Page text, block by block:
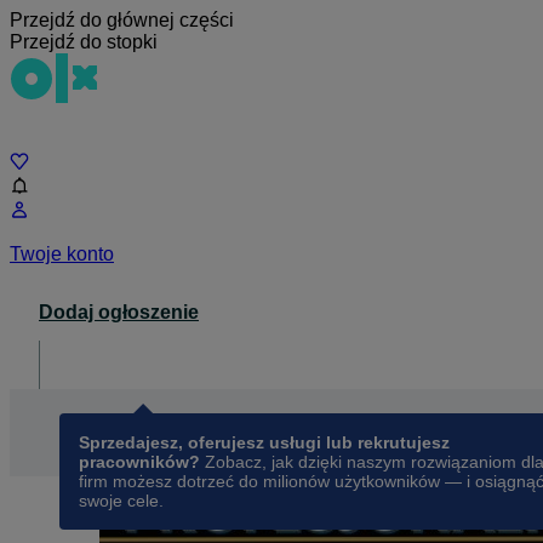
Przejdź do głównej części
Przejdź do stopki
Twoje konto
Dodaj ogłoszenie
Sprzedajesz, oferujesz usługi lub rekrutujesz
pracowników? Zobacz, jak dzięki naszym rozwiązaniom dla
firm możesz dotrzeć do milionów użytkowników — i osiągnąć
swoje cele.